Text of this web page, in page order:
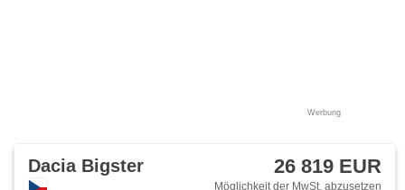
Werbung
Dacia Bigster 26 819 EUR
Möglichkeit der MwSt. abzusetzen